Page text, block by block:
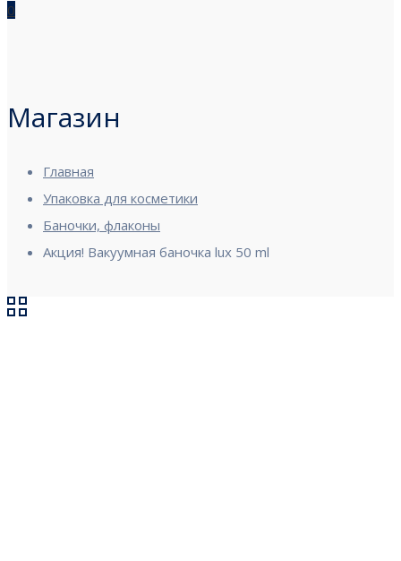
0
Магазин
Главная
Упаковка для косметики
Баночки, флаконы
Акция! Вакуумная баночка lux 50 ml